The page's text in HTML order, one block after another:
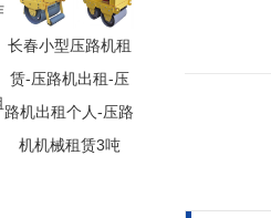
长春小型压路机租
赁-压路机出租-压
路机出租个人-压路
机机械租赁3吨